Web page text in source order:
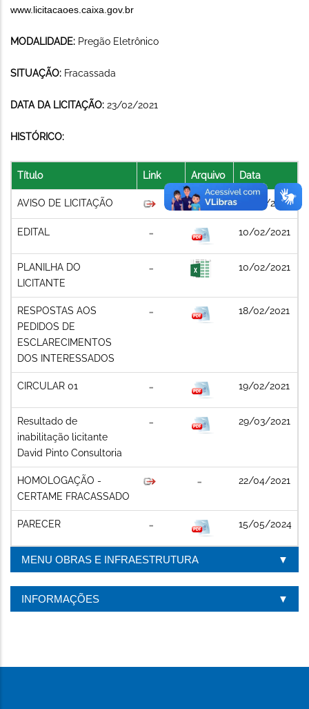
www.licitacaoes.caixa.gov.br
MODALIDADE: Pregão Eletrônico
SITUAÇÃO: Fracassada
DATA DA LICITAÇÃO: 23/02/2021
HISTÓRICO:
Título Link Arquivo Data
AVISO DE LICITAÇÃO 10/02/2021
EDITAL 10/02/2021
PLANILHA DO
LICITANTE
10/02/2021
RESPOSTAS AOS
PEDIDOS DE
ESCLARECIMENTOS
DOS INTERESSADOS
18/02/2021
CIRCULAR 01 19/02/2021
Resultado de
inabilitação licitante
David Pinto Consultoria
29/03/2021
HOMOLOGAÇÃO -
CERTAME FRACASSADO
22/04/2021
PARECER 15/05/2024
MENU OBRAS E INFRAESTRUTURA
INFORMAÇÕES